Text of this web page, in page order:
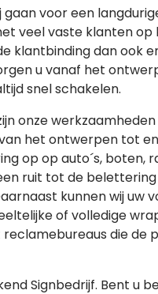
voor een
veel vaste klanten op
klantbinding dan ook
u vanaf het
snel schakelen.
onze
het ontwerpen tot
op op auto´s, boten,
ruit tot de
kunnen wij uw
of volledige
die de
Signbedrijf. Bent u